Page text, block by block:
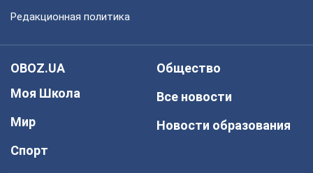
Редакционная политика
OBOZ.UA
Моя Школа
Мир
Спорт
Общество
Все новости
Новости образования